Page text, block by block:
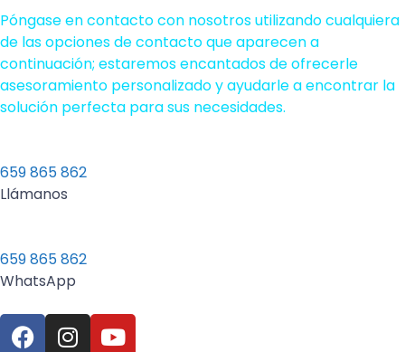
Póngase en contacto con nosotros utilizando cualquiera
de las opciones de contacto que aparecen a
continuación; estaremos encantados de ofrecerle
asesoramiento personalizado y ayudarle a encontrar la
solución perfecta para sus necesidades.
659 865 862
Llámanos
659 865 862
WhatsApp